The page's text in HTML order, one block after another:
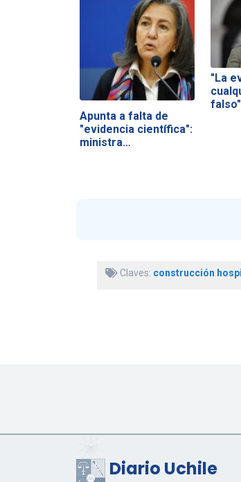
Apunta a falta de
"evidencia científica":
ministra…
"La
Claves: construcción
Diario Uchile